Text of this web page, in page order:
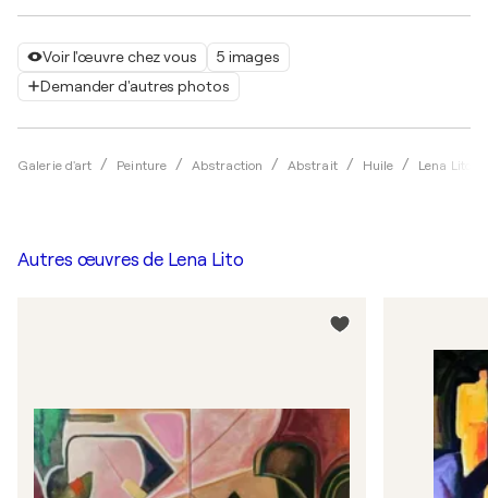
Voir l'œuvre chez vous
5 images
Demander d'autres photos
Galerie d'art Peinture Abstraction Abstrait Huile Lena Lito
Autres œuvres de Lena Lito